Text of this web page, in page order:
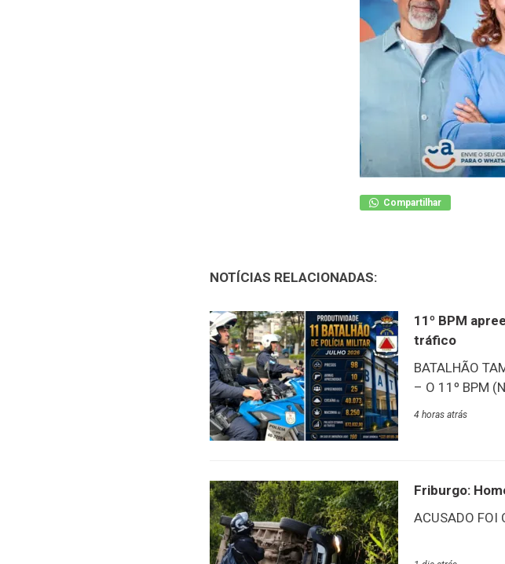
Compartilhar
NOTÍCIAS RELACIONADAS:
11º BPM
tráfico
BATALHÃO
– O 11º BPM
balanço de
suspeitos em
adolescentes
4 horas atrás
Friburgo:
ACUSADO FOI
Policiais